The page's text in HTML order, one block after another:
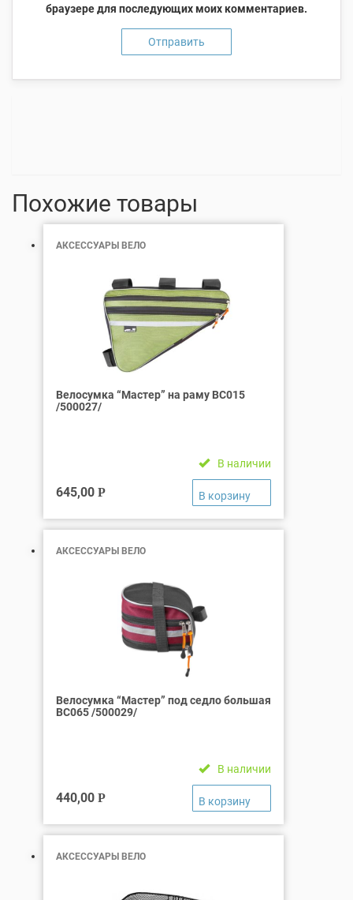
браузере для последующих моих комментариев.
Похожие товары
АКСЕССУАРЫ ВЕЛО
Велосумка “Мастер” на раму ВС015
/500027/
В наличии
645,00 Р
АКСЕССУАРЫ ВЕЛО
Велосумка “Мастер” под седло большая
ВС065 /500029/
В наличии
440,00 Р
АКСЕССУАРЫ ВЕЛО